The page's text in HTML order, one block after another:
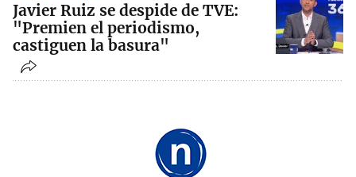
Javier Ruiz se despide de TVE:
"Premien el periodismo,
castiguen la basura"